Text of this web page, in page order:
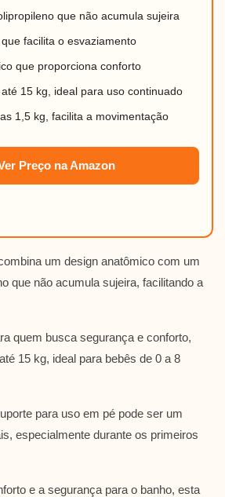
que não acumula sujeira
facilita o esvaziamento
que proporciona conforto
15 kg, ideal para uso continuado
1,5 kg, facilita a movimentação
Preço na Amazon
um design anatômico com um
que não acumula sujeira, facilitando a
quem busca segurança e conforto,
15 kg, ideal para bebês de 0 a 8
para uso em pé pode ser um
especialmente durante os primeiros
e a segurança para o banho, esta